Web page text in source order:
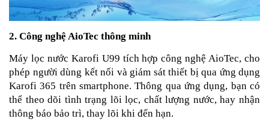
2. Công nghệ AioTec thông minh
Máy lọc nước Karofi U99 tích hợp công nghệ AioTec, cho
phép người dùng kết nối và giám sát thiết bị qua ứng dụng
Karofi 365 trên smartphone. Thông qua ứng dụng, bạn có
thể theo dõi tình trạng lõi lọc, chất lượng nước, hay nhận
thông báo bảo trì, thay lõi khi đến hạn.